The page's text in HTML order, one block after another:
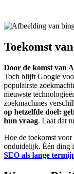
Toekomst
Door de komst van
Toch blijft Google
populairste
nieuwste
zoekmachines
op hetzelfde doel:
hun vraag. Laat dat
Hoe de toekomst
onduidelijk. Één ding
SEO als lange